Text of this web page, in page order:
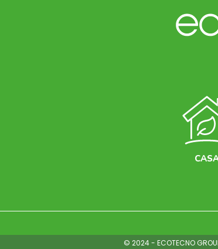
© 2024 - ECOTECNO